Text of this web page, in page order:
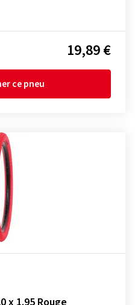
19,89 €
ce pneu